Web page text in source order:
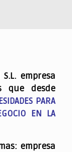
empresa
que desde
PARA
EN LA
empresa